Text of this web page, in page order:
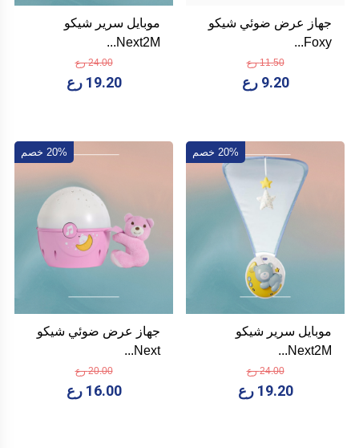
جهاز عرض ضوئي شيكو
Foxy...
11.50 رع
9.20 رع
موبايل سرير شيكو
Next2M...
24.00 رع
19.20 رع
20% خصم
موبايل سرير شيكو
Next2M...
24.00 رع
19.20 رع
20% خصم
جهاز عرض ضوئي شيكو
Next...
20.00 رع
16.00 رع